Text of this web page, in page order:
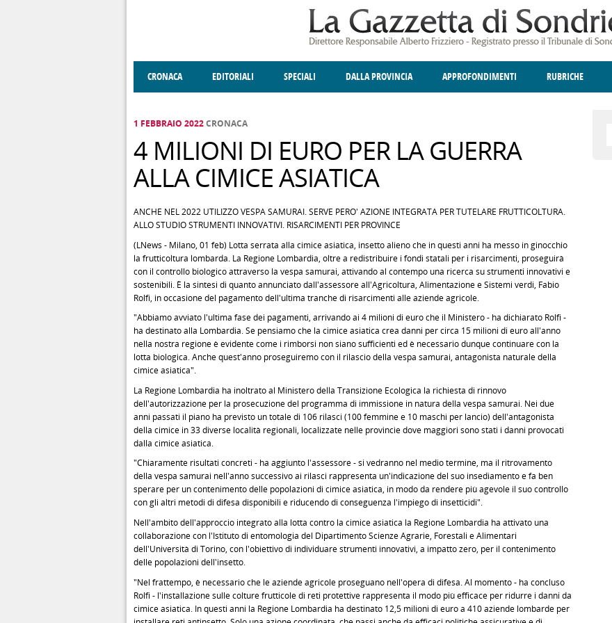
CRONACA EDITORIALI SPECIALI DALLA PROVINCIA APPROFONDIMENTI RUBRICHE
1 FEBBRAIO 2022CRONACA
4 MILIONI DI EURO PER LA GUERRA
ALLA CIMICE ASIATICA
ANCHE NEL 2022 UTILIZZO VESPA SAMURAI. SERVE PERO' AZIONE INTEGRATA PER TUTELARE FRUTTICOLTURA.
ALLO STUDIO STRUMENTI INNOVATIVI. RISARCIMENTI PER PROVINCE
(LNews - Milano, 01 feb) Lotta serrata alla cimice asiatica, insetto alieno che in questi anni ha messo in ginocchio
la frutticoltura lombarda. La Regione Lombardia, oltre a redistribuire i fondi statali per i risarcimenti, proseguirà
con il controllo biologico attraverso la vespa samurai, attivando al contempo una ricerca su strumenti innovativi e
sostenibili. È la sintesi di quanto annunciato dall'assessore all'Agricoltura, Alimentazione e Sistemi verdi, Fabio
Rolfi, in occasione del pagamento dell'ultima tranche di risarcimenti alle aziende agricole.
"Abbiamo avviato l'ultima fase dei pagamenti, arrivando ai 4 milioni di euro che il Ministero - ha dichiarato Rolfi -
ha destinato alla Lombardia. Se pensiamo che la cimice asiatica crea danni per circa 15 milioni di euro all'anno
nella nostra regione è evidente come i rimborsi non siano sufficienti ed è necessario dunque continuare con la
lotta biologica. Anche quest'anno proseguiremo con il rilascio della vespa samurai, antagonista naturale della
cimice asiatica".
La Regione Lombardia ha inoltrato al Ministero della Transizione Ecologica la richiesta di rinnovo
dell'autorizzazione per la prosecuzione del programma di immissione in natura della vespa samurai. Nei due
anni passati il piano ha previsto un totale di 106 rilasci (100 femmine e 10 maschi per lancio) dell'antagonista
della cimice in 33 diverse località regionali, localizzate nelle provincie dove maggiori sono stati i danni provocati
dalla cimice asiatica.
"Chiaramente risultati concreti - ha aggiunto l'assessore - si vedranno nel medio termine, ma il ritrovamento
della vespa samurai nell'anno successivo ai rilasci rappresenta un'indicazione del suo insediamento e fa ben
sperare per un contenimento delle popolazioni di cimice asiatica, in modo da rendere più agevole il suo controllo
con gli altri metodi di difesa disponibili e riducendo di conseguenza l'impiego di insetticidi".
Nell'ambito dell'approccio integrato alla lotta contro la cimice asiatica la Regione Lombardia ha attivato una
collaborazione con l'Istituto di entomologia del Dipartimento Scienze Agrarie, Forestali e Alimentari
dell'Università di Torino, con l'obiettivo di individuare strumenti innovativi, a impatto zero, per il contenimento
delle popolazioni dell'insetto.
"Nel frattempo, è necessario che le aziende agricole proseguano nell'opera di difesa. Al momento - ha concluso
Rolfi - l'installazione sulle colture frutticole di reti protettive rappresenta il modo più efficace per ridurre i danni da
cimice asiatica. In questi anni la Regione Lombardia ha destinato 12,5 milioni di euro a 410 aziende lombarde per